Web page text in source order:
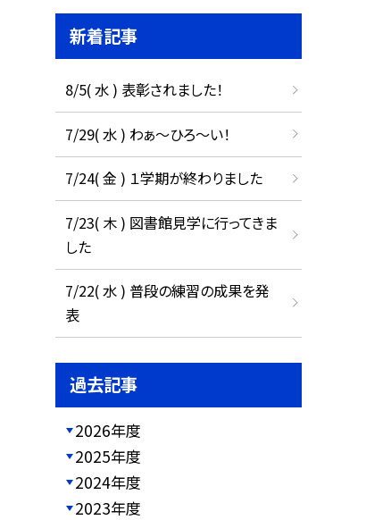
新着記事
8/5( 水 ) 表彰されました！
7/29( 水 ) わぁ～ひろ～い！
7/24( 金 ) １学期が終わりました
7/23( 木 ) 図書館見学に行ってきま
した
7/22( 水 ) 普段の練習の成果を発
表
過去記事
2026年度
2025年度
2024年度
2023年度